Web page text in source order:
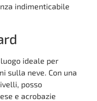
indimenticabile
ideale per
sulla neve. Con una
posso
e acrobazie